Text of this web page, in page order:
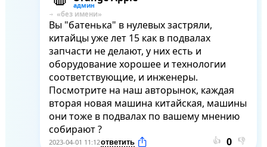
Вы "батенька" в нулевых застряли,
китайцы уже лет 15 как в подвалах
запчасти не делают, у них есть и
оборудование хорошее и технологии
соответствующие, и инженеры.
Посмотрите на наш авторынок, каждая
вторая новая машина китайская, машины
они тоже в подвалах по вашему мнению
собирают ?
2023-04-01 11:12 👍 👎